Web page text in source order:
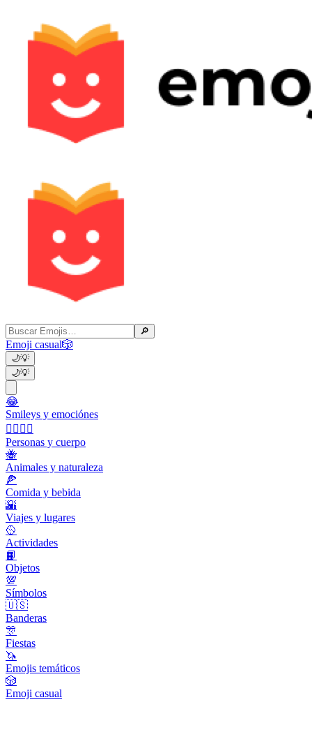
🔎
Emoji casual🎲
🌙💡
🌙💡
😂
Smileys y emociónes
👩‍❤️‍💋‍👨
Personas y cuerpo
🐝
Animales y naturaleza
🍕
Comida y bebida
🌇
Viajes y lugares
🥎
Actividades
📙
Objetos
💯
Símbolos
🇺🇸
Banderas
🎊
Fiestas
🦄
Emojis temáticos
🎲
Emoji casual